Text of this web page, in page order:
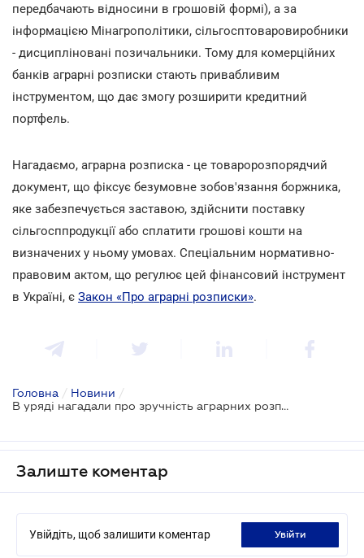
передбачають відносини в грошовій формі), а за
інформацією Мінагрополітики, сільгосптоваровиробники
- дисципліновані позичальники. Тому для комерційних
банків аграрні розписки стають привабливим
інструментом, що дає змогу розширити кредитний
портфель.
Нагадаємо, аграрна розписка - це товаророзпорядчий
документ, що фіксує безумовне зобов'язання боржника,
яке забезпечується заставою, здійснити поставку
сільгосппродукції або сплатити грошові кошти на
визначених у ньому умовах. Спеціальним нормативно-
правовим актом, що регулює цей фінансовий інструмент
в Україні, є Закон «Про аграрні розписки».
Головна / Новини /
В уряді нагадали про зручність аграрних розписок
Залиште коментар
Увійдіть, щоб залишити коментар увійти